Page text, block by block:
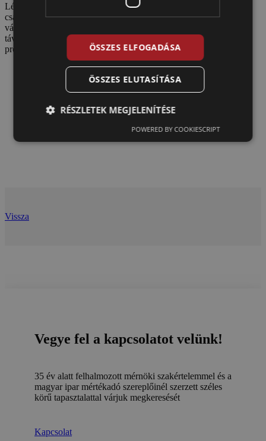
Lépj szintet karrieredben és csatlakozz a Component Kft.
csapatához! Vállalati növekedésünk mellett, mai napig családi
vállalkozásként működünk, amely munkavállalói számára hosszú
távú, stabil hátteret nyújt a szakmai fejlődésre. Modern környezet,
professzionális támogató csapata vár!
Büszkék vagyunk rá, hogy a Component Kft.
és hozzáértéssel terveznek, fejlesztenek és valósítanak
Vissza
Vegye fel a kapcsolatot velünk!
35 év alatt felhalmozott mérnöki szakértelemmel és a
magyar ipar mértékadó szereplőinél szerzett széles
körű tapasztalattal várjuk megkeresését
Kapcsolat
ÖSSZES ELFOGADÁSA
ÖSSZES ELUTASÍTÁSA
RÉSZLETEK MEGJELENÍTÉSE
POWERED BY COOKIESCRIPT